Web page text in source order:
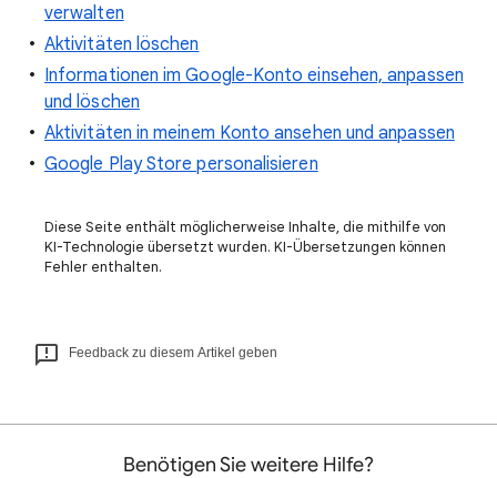
verwalten
Aktivitäten löschen
Informationen im Google-Konto einsehen, anpassen
und löschen
Aktivitäten in meinem Konto ansehen und anpassen
Google Play Store personalisieren
Diese Seite enthält möglicherweise Inhalte, die mithilfe von
KI-Technologie übersetzt wurden. KI-Übersetzungen können
Fehler enthalten.
Feedback zu diesem Artikel geben
Benötigen Sie weitere Hilfe?